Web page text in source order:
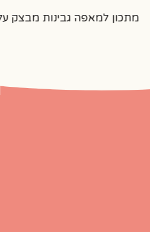
מתכון למאפה גבינות מבצק עלים